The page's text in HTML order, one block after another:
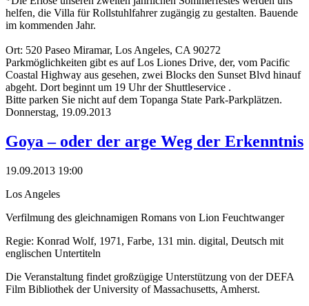
helfen, die Villa für Rollstuhlfahrer zugängig zu gestalten. Bauende
im kommenden Jahr.
Ort: 520 Paseo Miramar, Los Angeles, CA 90272
Parkmöglichkeiten gibt es auf Los Liones Drive, der, vom Pacific
Coastal Highway aus gesehen, zwei Blocks den Sunset Blvd hinauf
abgeht. Dort beginnt um 19 Uhr der Shuttleservice .
Bitte parken Sie nicht auf dem Topanga State Park-Parkplätzen.
Donnerstag, 19.09.2013
Goya – oder der arge Weg der Erkenntnis
19.09.2013 19:00
Los Angeles
Verfilmung des gleichnamigen Romans von Lion Feuchtwanger
Regie: Konrad Wolf, 1971, Farbe, 131 min. digital, Deutsch mit
englischen Untertiteln
Die Veranstaltung findet großzügige Unterstützung von der DEFA
Film Bibliothek der University of Massachusetts, Amherst.